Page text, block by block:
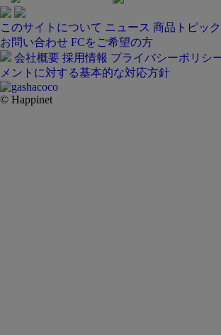
このサイトについて ニュース 商品トピッ
お問い合わせ FCをご希望の方
会社概要 採用情報 プライバシーポリシ
メントに対する基本的な対応方針
© Happinet